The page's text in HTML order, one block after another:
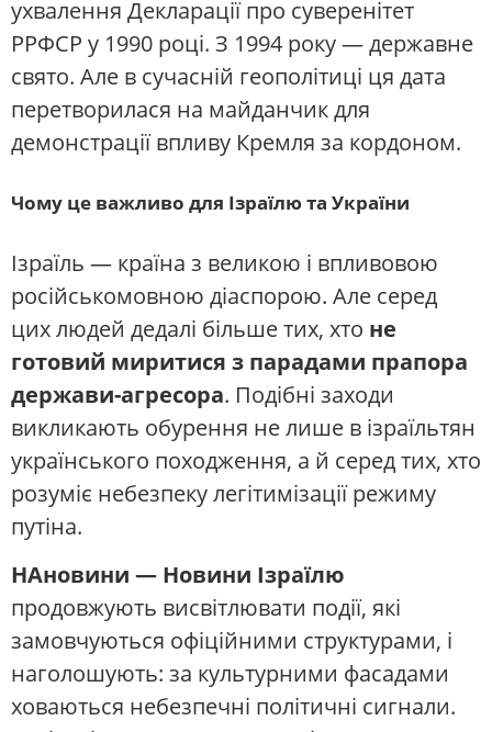
ухвалення Декларації про суверенітет
РРФСР у 1990 році. З 1994 року — державне
свято. Але в сучасній геополітиці ця дата
перетворилася на майданчик для
демонстрації впливу Кремля за кордоном.
Чому це важливо для Ізраїлю та України
Ізраїль — країна з великою і впливовою
російськомовною діаспорою. Але серед
цих людей дедалі більше тих, хто не
готовий миритися з парадами прапора
держави-агресора. Подібні заходи
викликають обурення не лише в ізраїльтян
українського походження, а й серед тих, хто
розуміє небезпеку легітимізації режиму
путіна.
НАновини — Новини Ізраїлю
продовжують висвітлювати події, які
замовчуються офіційними структурами, і
наголошують: за культурними фасадами
ховаються небезпечні політичні сигнали.